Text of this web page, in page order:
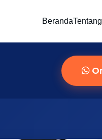
BerandaTentang